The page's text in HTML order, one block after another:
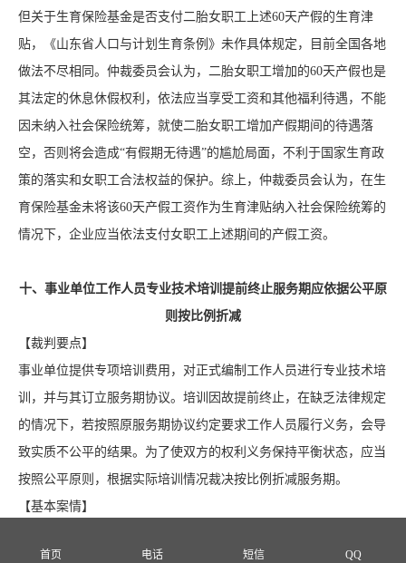
但关于生育保险基金是否支付二胎女职工上述60天产假的生育津
贴，《山东省人口与计划生育条例》未作具体规定，目前全国各地
做法不尽相同。仲裁委员会认为，二胎女职工增加的60天产假也是
其法定的休息休假权利，依法应当享受工资和其他福利待遇，不能
因未纳入社会保险统筹，就使二胎女职工增加产假期间的待遇落
空，否则将会造成“有假期无待遇”的尴尬局面，不利于国家生育政
策的落实和女职工合法权益的保护。综上，仲裁委员会认为，在生
育保险基金未将该60天产假工资作为生育津贴纳入社会保险统筹的
情况下，企业应当依法支付女职工上述期间的产假工资。
十、事业单位工作人员专业技术培训提前终止服务期应依据公平原
则按比例折减
【裁判要点】
事业单位提供专项培训费用，对正式编制工作人员进行专业技术培
训，并与其订立服务期协议。培训因故提前终止，在缺乏法律规定
的情况下，若按照原服务期协议约定要求工作人员履行义务，会导
致实质不公平的结果。为了使双方的权利义务保持平衡状态，应当
按照公平原则，根据实际培训情况裁决按比例折减服务期。
【基本案情】
首页 电话 短信 QQ